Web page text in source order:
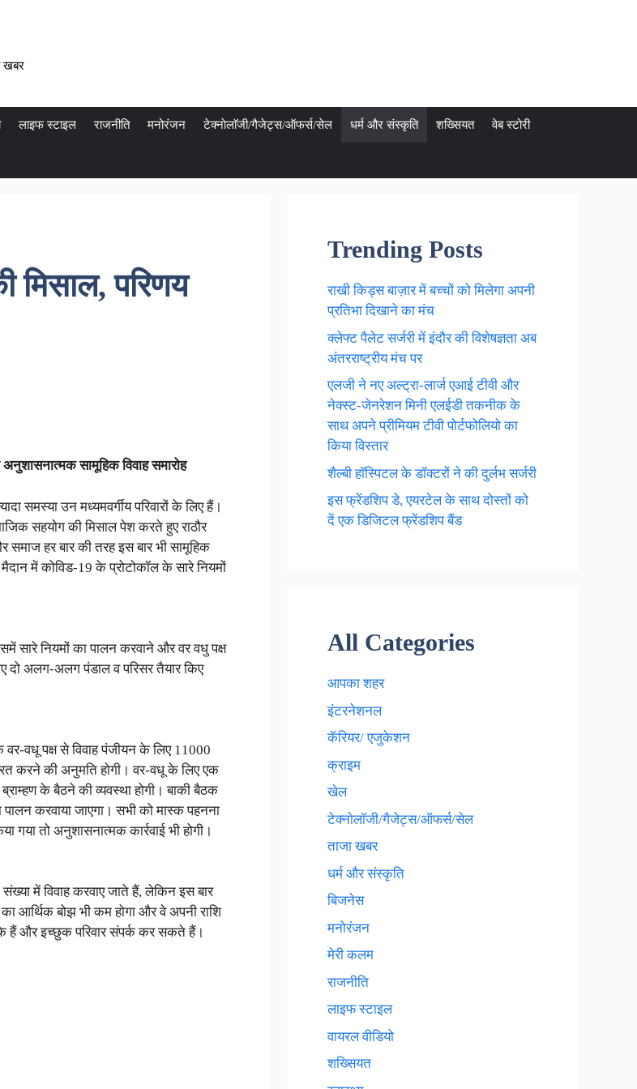
खबर
लाइफ स्टाइल राजनीति मनोरंजन टेक्नाेलाॅजी/गैजेट्स/ऑफर्स/सेल धर्म और संस्कृति शख्सियत वेब स्टोरी
मिसाल, परिणय
सामूहिक विवाह समारोह
समस्या उन मध्यमवर्गीय परिवारों के लिए हैं।
सहयोग की मिसाल पेश करते हुए राठौर
हर बार की तरह इस बार भी सामूहिक
में कोविड-19 के प्रोटोकॉल के सारे नियमों
सारे नियमों का पालन करवाने और वर वधु पक्ष
दो अलग-अलग पंडाल व परिसर तैयार किए
वर-वधू पक्ष से विवाह पंजीयन के लिए 11000
करने की अनुमति होगी। वर-वधू के लिए एक
के बैठने की व्यवस्था होगी। बाकी बैठक
करवाया जाएगा। सभी को मास्क पहनना
गया तो अनुशासनात्मक कार्रवाई भी होगी।
संख्या में विवाह करवाए जाते हैं, लेकिन इस बार
आर्थिक बोझ भी कम होगा और वे अपनी राशि
हैं और इच्छुक परिवार संपर्क कर सकते हैं।
Trending Posts
राखी किड्स बाज़ार में बच्चों को मिलेगा अपनी
प्रतिभा दिखाने का मंच
क्लेफ्ट पैलेट सर्जरी में इंदौर की विशेषज्ञता अब
अंतरराष्ट्रीय मंच पर
एलजी ने नए अल्ट्रा-लार्ज एआई टीवी और
नेक्स्ट-जेनरेशन मिनी एलईडी तकनीक के
साथ अपने प्रीमियम टीवी पोर्टफोलियो का
किया विस्तार
शैल्बी हॉस्पिटल के डॉक्टरों ने की दुर्लभ सर्जरी
इस फ्रेंडशिप डे, एयरटेल के साथ दोस्तों को
दें एक डिजिटल फ्रेंडशिप बैंड
All Categories
आपका शहर
इंटरनेशनल
कॅरियर/ एजुकेशन
क्राइम
खेल
टेक्नाेलाॅजी/गैजेट्स/ऑफर्स/सेल
ताजा खबर
धर्म और संस्कृति
बिजनेस
मनोरंजन
मेरी कलम
राजनीति
लाइफ स्टाइल
वायरल वीडियो
शख्सियत